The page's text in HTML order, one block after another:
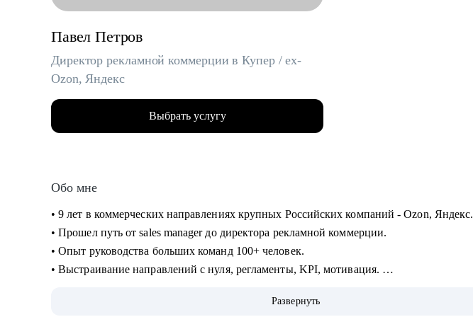
Павел Петров
Директор рекламной коммерции в Купер / ex-
Ozon, Яндекс
Выбрать услугу
Обо мне
• 9 лет в коммерческих направлениях крупных Российских компаний - Ozon, Яндекс.
• Прошел путь от sales manager до директора рекламной коммерции.
• Опыт руководства больших команд 100+ человек.
• Выстраивание направлений с нуля, регламенты, KPI, мотивация.
• Спикер-эксперт в Phoenix Education — бюро образовательных проектов.
Развернуть